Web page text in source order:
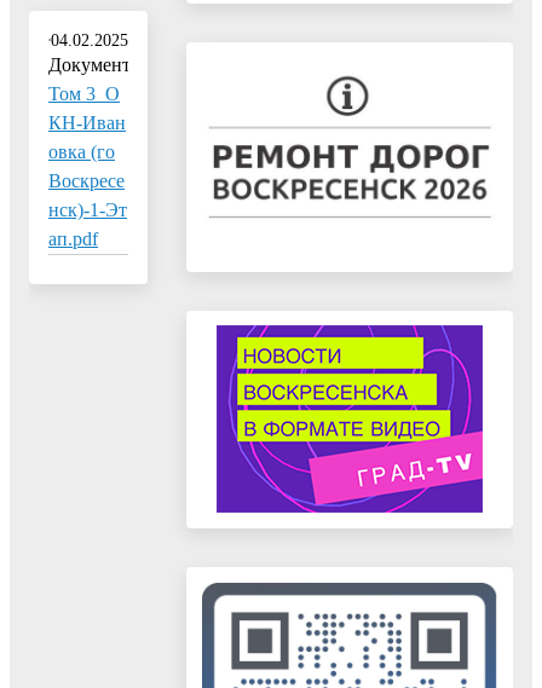
04.02.2025
Документ:
Том 3_О
КН-Иван
овка (го
Воскресе
нск)-1-Эт
ап.pdf